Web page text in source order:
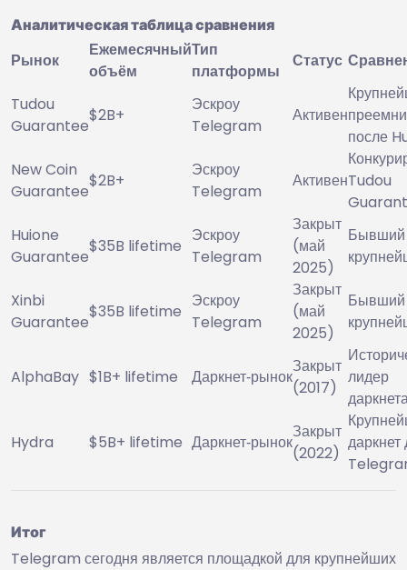
Аналитическая таблица сравнения
Рынок
Ежемесячный
объём
Тип
платформы
Статус
Tudou
Guarantee
$2B+
Эскроу
Telegram
Активен
после
New Coin
Guarantee
$2B+
Эскроу
Telegram
АктивенTudou
Huione
Guarantee
$35B lifetime
Эскроу
Telegram
Закрыт
(май
2025)
Бывший
Xinbi
Guarantee
$35B lifetime
Эскроу
Telegram
Закрыт
(май
2025)
Бывший
AlphaBay $1B+ lifetime Даркнет‑рынок
Закрыт
(2017)
лидер
Hydra $5B+ lifetime Даркнет‑рынок
Закрыт
(2022)
даркнет
Итог
Telegram сегодня является площадкой для крупнейших